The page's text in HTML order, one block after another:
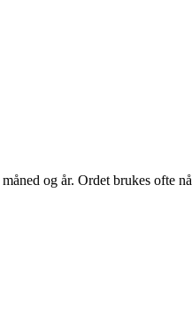
og år. Ordet brukes ofte